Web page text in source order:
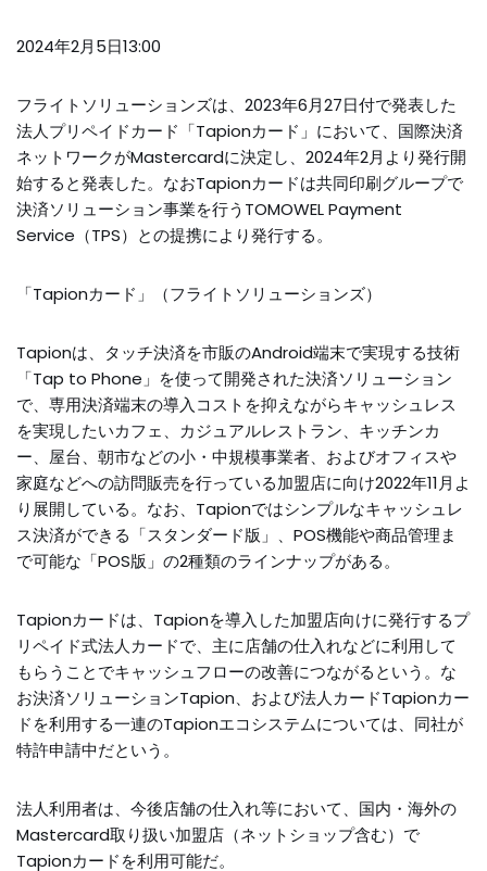
2024年2月5日13:00
フライトソリューションズは、2023年6月27日付で発表した
法人プリペイドカード「Tapionカード」において、国際決済
ネットワークがMastercardに決定し、2024年2月より発行開
始すると発表した。なおTapionカードは共同印刷グループで
決済ソリューション事業を行うTOMOWEL Payment
Service（TPS）との提携により発行する。
「Tapionカード」（フライトソリューションズ）
Tapionは、タッチ決済を市販のAndroid端末で実現する技術
「Tap to Phone」を使って開発された決済ソリューション
で、専用決済端末の導入コストを抑えながらキャッシュレス
を実現したいカフェ、カジュアルレストラン、キッチンカ
ー、屋台、朝市などの小・中規模事業者、およびオフィスや
家庭などへの訪問販売を行っている加盟店に向け2022年11月よ
り展開している。なお、Tapionではシンプルなキャッシュレ
ス決済ができる「スタンダード版」、POS機能や商品管理ま
で可能な「POS版」の2種類のラインナップがある。
Tapionカードは、Tapionを導入した加盟店向けに発行するプ
リペイド式法人カードで、主に店舗の仕入れなどに利用して
もらうことでキャッシュフローの改善につながるという。な
お決済ソリューションTapion、および法人カードTapionカー
ドを利用する一連のTapionエコシステムについては、同社が
特許申請中だという。
法人利用者は、今後店舗の仕入れ等において、国内・海外の
Mastercard取り扱い加盟店（ネットショップ含む）で
Tapionカードを利用可能だ。